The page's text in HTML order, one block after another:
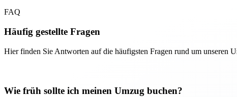
FAQ
Häufig gestellte Fragen
Hier finden Sie Antworten auf die häufigsten Fragen rund um unseren
Wie früh sollte ich meinen Umzug buchen?